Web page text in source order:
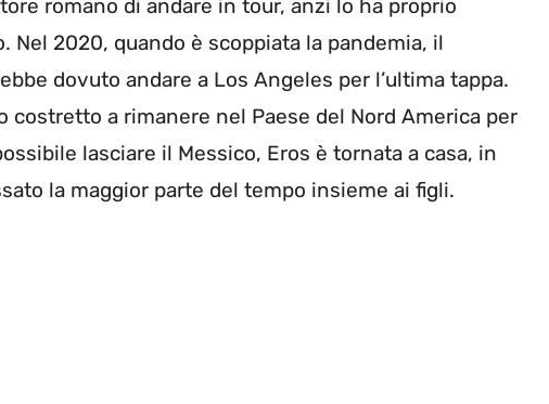
romano di andare in tour, anzi lo ha proprio
2020, quando è scoppiata la pandemia, il
dovuto andare a Los Angeles per l’ultima tappa.
a rimanere nel Paese del Nord America per
lasciare il Messico, Eros è tornata a casa, in
la maggior parte del tempo insieme ai figli.